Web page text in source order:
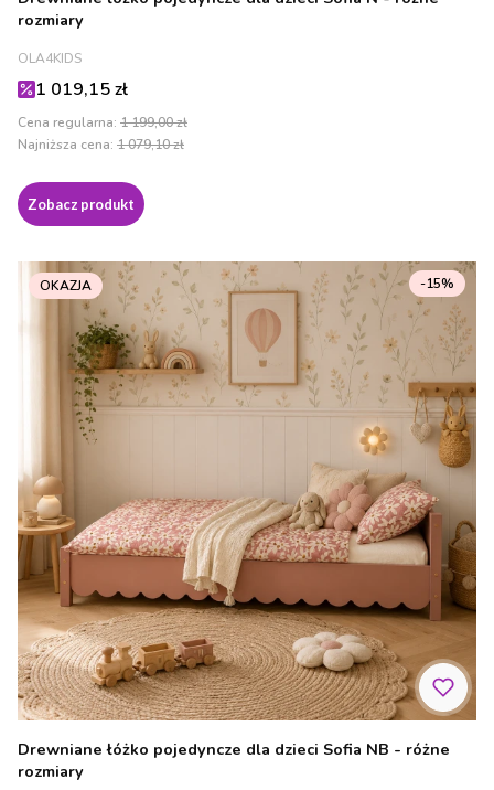
rozmiary
PRODUCENT
OLA4KIDS
Cena promocyjna
1 019,15 zł
Cena regularna: 1 199,00 zł
Najniższa cena: 1 079,10 zł
Zobacz produkt
OKAZJA
Drewniane łóżko pojedyncze dla dzieci Sofia NB - różne
rozmiary
-15%